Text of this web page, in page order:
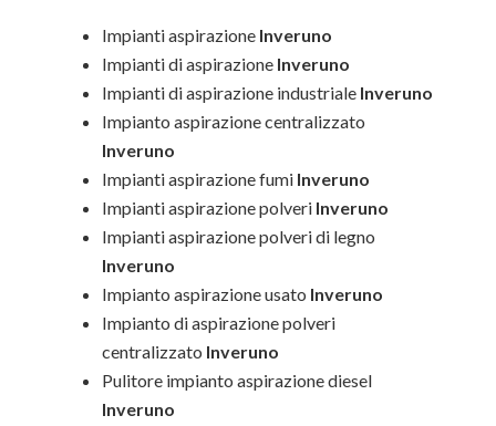
Impianti aspirazione Inveruno
Impianti di aspirazione Inveruno
Impianti di aspirazione industriale Inveruno
Impianto aspirazione centralizzato
Inveruno
Impianti aspirazione fumi Inveruno
Impianti aspirazione polveri Inveruno
Impianti aspirazione polveri di legno
Inveruno
Impianto aspirazione usato Inveruno
Impianto di aspirazione polveri
centralizzato Inveruno
Pulitore impianto aspirazione diesel
Inveruno